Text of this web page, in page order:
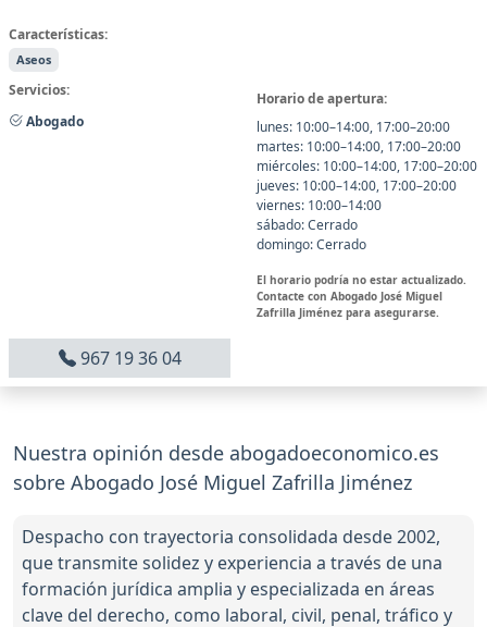
Características:
Aseos
Servicios:
Abogado
Horario de apertura:
lunes: 10:00–14:00, 17:00–20:00
martes: 10:00–14:00, 17:00–20:00
miércoles: 10:00–14:00, 17:00–20:00
jueves: 10:00–14:00, 17:00–20:00
viernes: 10:00–14:00
sábado: Cerrado
domingo: Cerrado
El horario podría no estar actualizado.
Contacte con Abogado José Miguel
Zafrilla Jiménez para asegurarse.
967 19 36 04
Nuestra opinión desde abogadoeconomico.es
sobre Abogado José Miguel Zafrilla Jiménez
Despacho con trayectoria consolidada desde 2002,
que transmite solidez y experiencia a través de una
formación jurídica amplia y especializada en áreas
clave del derecho, como laboral, civil, penal, tráfico y